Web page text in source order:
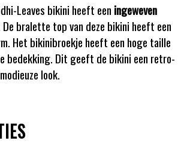
Leaves bikini heeft een ingeweven
bralette top van deze bikini heeft een
Het bikinibroekje heeft een hoge taille
bedekking. Dit geeft de bikini een retro-
look.